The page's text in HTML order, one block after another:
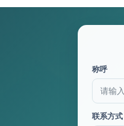
称呼
联系方式